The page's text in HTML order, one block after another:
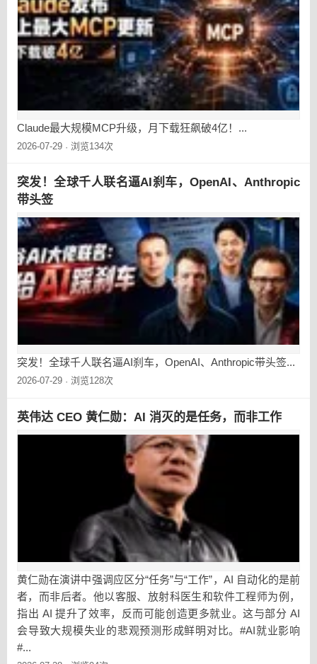
Claude最大规模MCP升级，月下载狂飙破4亿！...
2026-07-29 · 浏览134次
突发！全球千人联名逼AI刹车，OpenAI、Anthropic
带头签
突发！全球千人联名逼AI刹车，OpenAI、Anthropic带头签...
2026-07-29 · 浏览128次
英伟达 CEO 黄仁勋：AI 消灭的是任务，而非工作
黄仁勋在演讲中强调应区分“任务”与“工作”，AI 自动化的是前
者，而非后者。他以客服、放射科医生和软件工程师为例，
指出 AI 提升了效率，反而可能创造更多就业。这与部分 AI
会导致大规模失业的悲观预测形成鲜明对比。#AI就业影响
#...